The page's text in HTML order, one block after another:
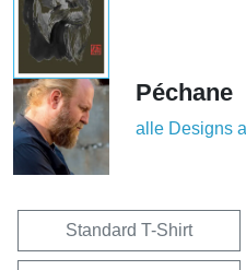
Péchane
alle Designs
Standard T-Shirt